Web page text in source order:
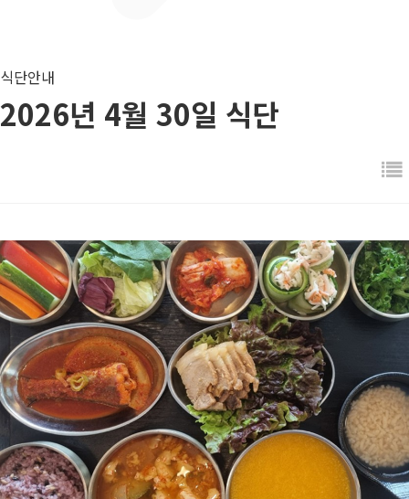
식단안내
2026년 4월 30일 식단